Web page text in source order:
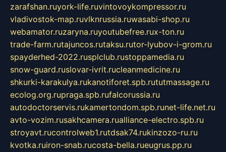
zarafshan.ruyork-life.ruvintovoykompressor.ru
vladivostok-map.ruvlknrussia.ruwasabi-shop.ru
webamator.ruzaryna.ruyoutubefree.rux-ton.ru
trade-farm.rutajuncos.rutaksu.rutor-lyubov-i-grom.ru
spayderhed-2022.rusplclub.rustoppamedia.ru
snow-guard.ruslovar-ivrit.rucleanmedicine.ru
shkurki-karakulya.rukanotiforet.spb.rututmassage.ru
ecolog.org.rupraga.spb.rufalcorussia.ru
autodoctorservis.rukamertondom.spb.runet-life.net.ru
avto-vozim.rusakhcamera.rualliance-electro.spb.ru
stroyavt.rucontrolweb1.rutdsak74.rukinzozo-ru.ru
kvotka.ruiron-snab.rucosta-bella.rueugrus.pp.ru